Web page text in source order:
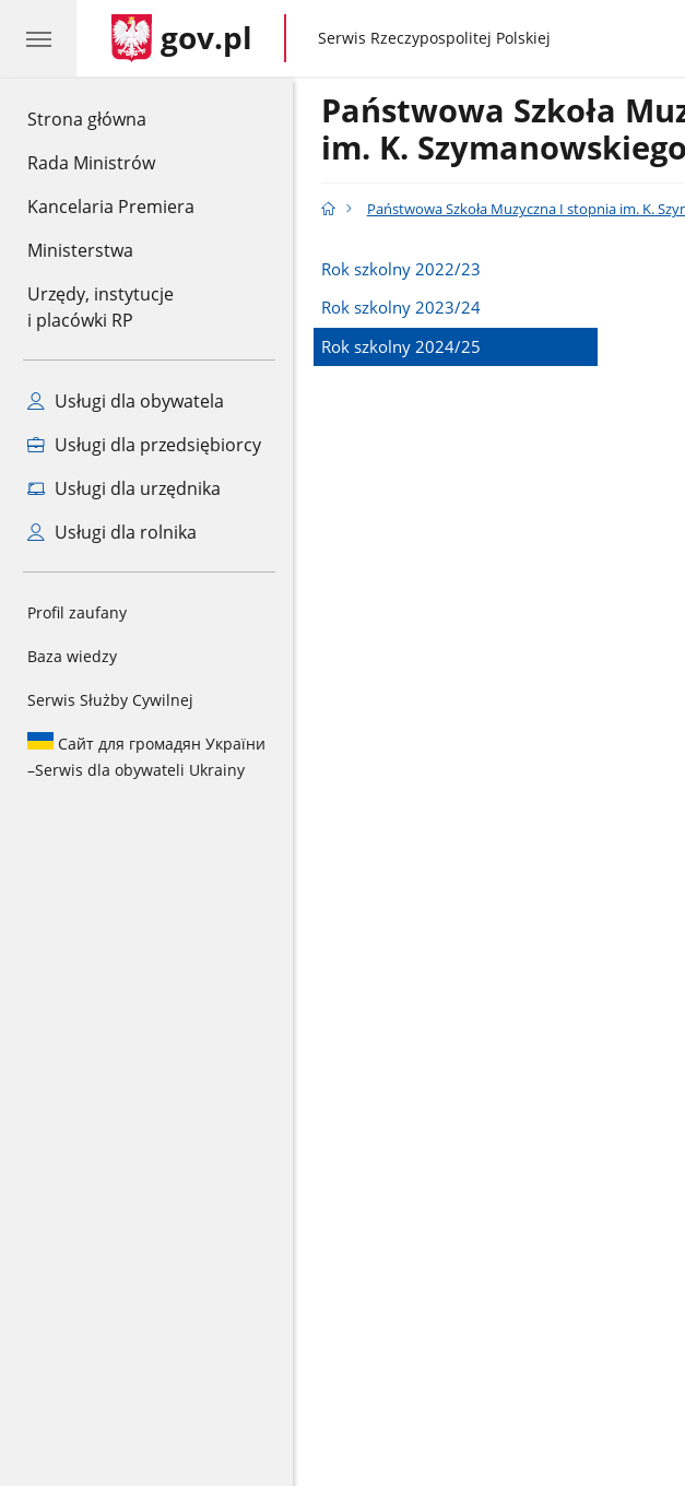
Strona główna
Rada Ministrów
Kancelaria Premiera
Ministerstwa
Urzędy, instytucje
i placówki RP
Usługi dla obywatela
Usługi dla przedsiębiorcy
Usługi dla urzędnika
Usługi dla rolnika
Profil zaufany
Baza wiedzy
Serwis Służby Cywilnej
Сайт для громадян України
–Serwis dla obywateli Ukrainy
gov.pl gov.pl
Serwis Rzeczypospolitej Polskiej
Państwowa Szkoła
im. K.
Państwowa Szkoła Muzyczna I stopnia im. K.
Rok szkolny 2022/23
Rok szkolny 2023/24
Rok szkolny 2024/25